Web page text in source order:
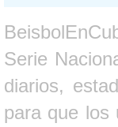
Serie
diarios,
para que los